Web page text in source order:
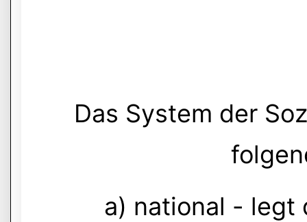
Das System der
a) national - legt